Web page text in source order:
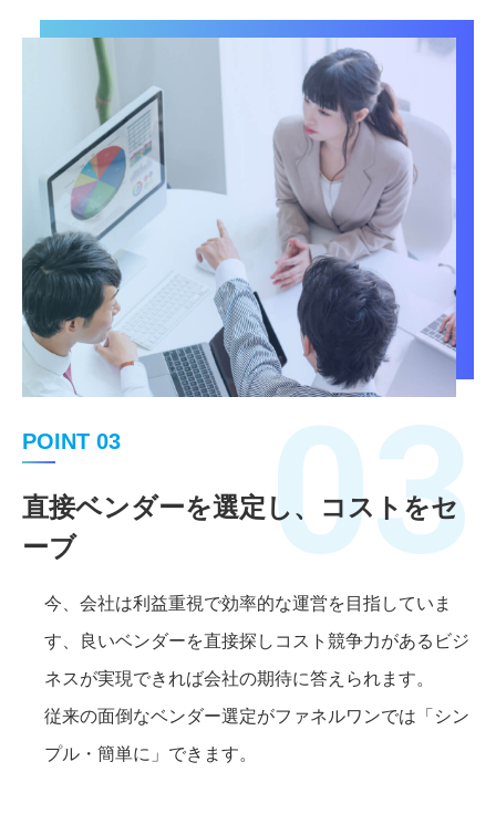
POINT 03
直接ベンダーを選定し、コストをセ
ーブ
03
今、会社は利益重視で効率的な運営を目指していま
す、良いベンダーを直接探しコスト競争力があるビジ
ネスが実現できれば会社の期待に答えられます。
従来の面倒なベンダー選定がファネルワンでは「シン
プル・簡単に」できます。